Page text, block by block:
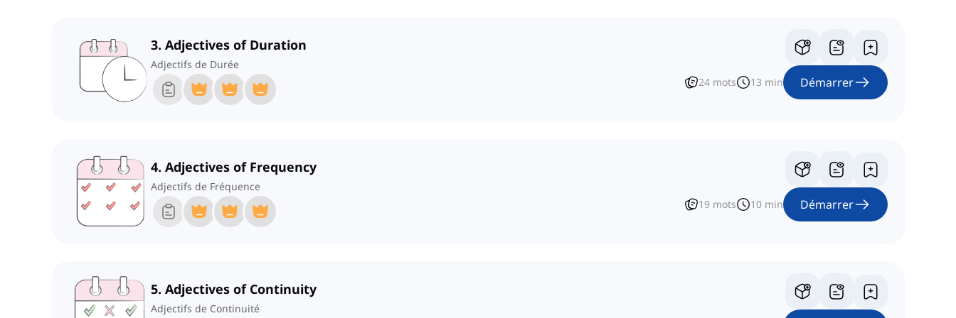
3. Adjectives of Duration
Adjectifs de Durée
24 mots 13 min Démarrer
4. Adjectives of Frequency
Adjectifs de Fréquence
19 mots 10 min Démarrer
5. Adjectives of Continuity
Adjectifs de Continuité